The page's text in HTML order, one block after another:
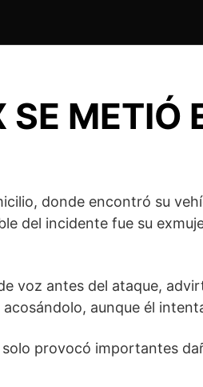
METIÓ
donde encontró su
del incidente fue su
voz antes del ataque,
aunque él
provocó importantes